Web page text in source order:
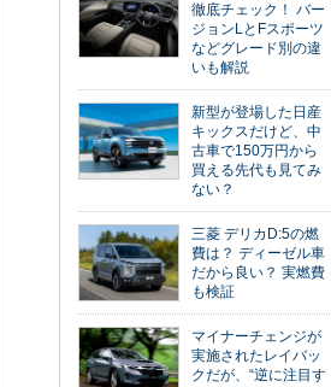
徹底チェック！ バー
ジョンLとFスポーツ
などグレード別の違
いも解説
新型が登場した日産
キックスだけど、中
古車で150万円から
買える先代も見てみ
ない？
三菱 デリカD:5の燃
費は？ ディーゼル車
だから良い？ 実燃費
も検証
マイナーチェンジが
実施されたレイバッ
クだが、“逆に注目す